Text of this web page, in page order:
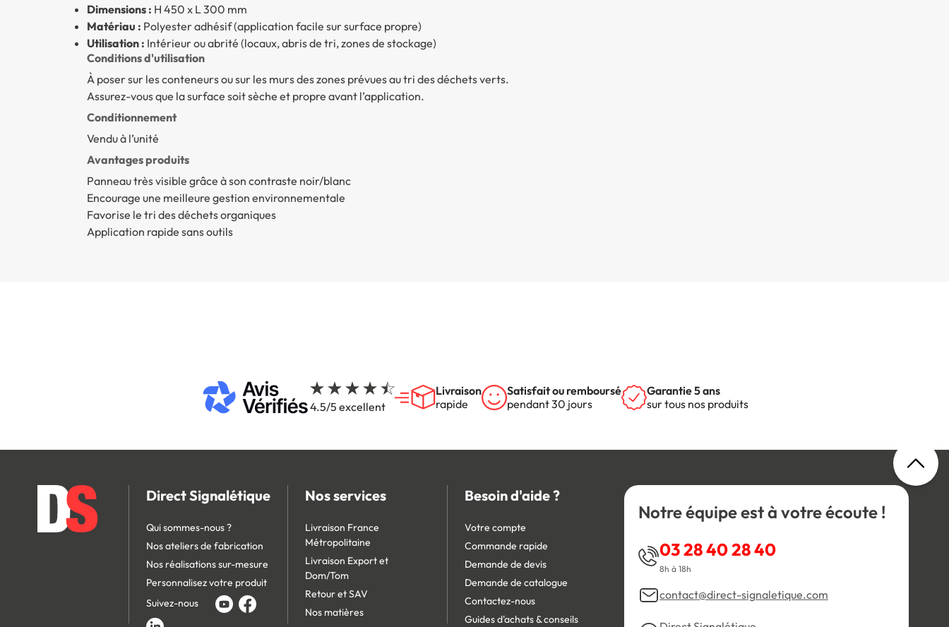
Dimensions : H 450 x L 300 mm
Matériau : Polyester adhésif (application facile sur surface propre)
Utilisation : Intérieur ou abrité (locaux, abris de tri, zones de stockage)
Conditions d'utilisation
À poser sur les conteneurs ou sur les murs des zones prévues au tri des déchets verts.
Assurez-vous que la surface soit sèche et propre avant l’application.
Conditionnement
Vendu à l’unité
Avantages produits
Panneau très visible grâce à son contraste noir/blanc
Encourage une meilleure gestion environnementale
Favorise le tri des déchets organiques
Application rapide sans outils
4.5/5 excellent
Livraison
rapide
Satisfait ou remboursé
pendant 30 jours
Garantie 5 ans
sur tous nos produits
Direct Signalétique
Qui sommes-nous ?
Nos ateliers de fabrication
Nos réalisations sur-mesure
Personnalisez votre produit
Suivez-nous
Nos services
Livraison France
Métropolitaine
Livraison Export et
Dom/Tom
Retour et SAV
Nos matières
Besoin d'aide ?
Votre compte
Commande rapide
Demande de devis
Demande de catalogue
Contactez-nous
Guides d'achats & conseils
Notre équipe est à votre écoute !
03 28 40 28 40
8h à 18h
contact@direct-signaletique.com